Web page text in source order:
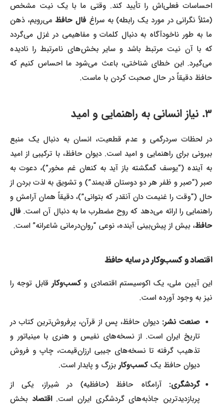
احساسات فعلی‌اش را تأیید کند. وقتی ما با یک نیت مشخص
(مثلاً نگرانی در مورد یک رابطه) به سراغفال حافظمی‌رویم، ذهن
ما به طور ناخودآگاه به دنبال کلمات و مفاهیمی در غزل می‌گردد
که با آن نیت مرتبط باشد و سایر بخش‌های نامرتبط را نادیده
می‌گیرد. این خطای شناختی، باعث می‌شود ما احساس کنیم که
حافظ دقیقاً در حال صحبت کردن با ماست.
در لحظات سردرگمی و عدم قطعیت، انسان به دنبال یک منبع
بیرونی برای راهنمایی و امید است. دیوان حافظ، با ترکیبی از امید
به آینده (“یوسف گمگشته باز آید به کنعان غم مخور”)، دعوت به
صبر (“صبر و ظفر هر دو دوستان قدیمند”) و تشویق به لذت بردن از
حال (“وقت را غنیمت دان آنقدر که بتوانی”)، دقیقاً همان آرامش و
راهنمایی را ارائه می‌دهد که روح مضطرب ما به دنبال آن است.فال
حافظ، بیش از پیش‌بینی آینده، نوعی “روان‌درمانی شاعرانه” است.
اقتصاد و کسب‌وکار در سایه حافظ
این آیین ملی، یک اکوسیستم اقتصادی و کسب‌وکارقابل توجه را
نیز به وجود آورده است.
صنعت نشر:دیوان حافظ، پس از قرآن، پرفروش‌ترین کتاب در
تاریخ ایران است. از نسخه‌های نفیس و هنری با مینیاتور و
تذهیب گرفته تا نسخه‌های جیبی ارزان‌قیمت، چاپ و فروش
دیوان حافظ یککسب‌وکاربزرگ و پایدار است.
گردشگری:آرامگاه حافظ (حافظیه) در شیراز، یکی از
پربازدیدترین جاذبه‌های گردشگری ایران است.اقتصادبخش